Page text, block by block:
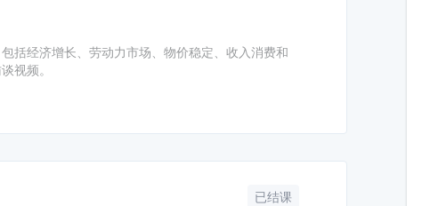
括经济增长、劳动力市场、物价稳定、收入消费和
视频。
已结课